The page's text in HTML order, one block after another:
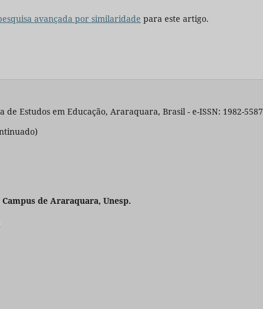
avançada por similaridade para este artigo.
de Estudos em Educação, Araraquara, Brasil - e-ISSN: 1982-5587
de Araraquara, Unesp.